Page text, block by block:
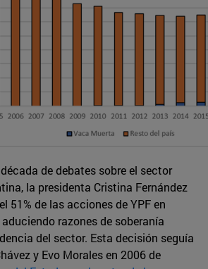
de debates sobre el sector
la presidenta Cristina Fernández
51% de las acciones de YPF en
razones de soberanía
del sector. Esta decisión seguía
y Evo Morales en 2006 de